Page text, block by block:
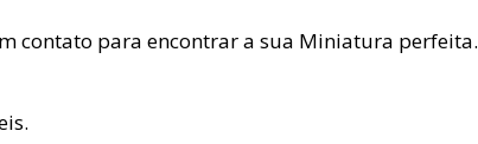
contato para encontrar a sua Miniatura perfeita.